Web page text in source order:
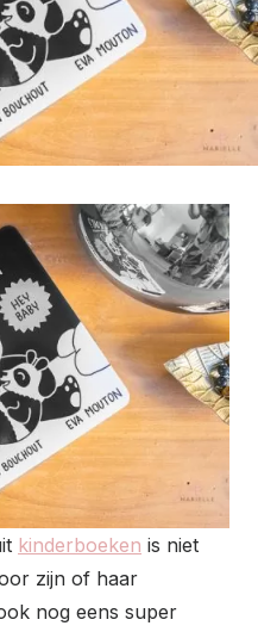
kinderboeken is niet
zijn of haar
nog eens super